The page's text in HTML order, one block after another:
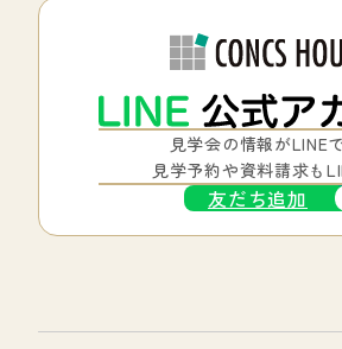
見学会の情報がLINE
見学予約や資料請求も
友だち追加